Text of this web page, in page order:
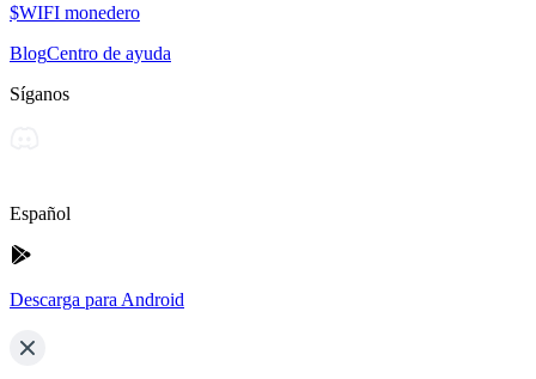
$WIFI monedero
BlogCentro de ayuda
Síganos
Español
Descarga para Android